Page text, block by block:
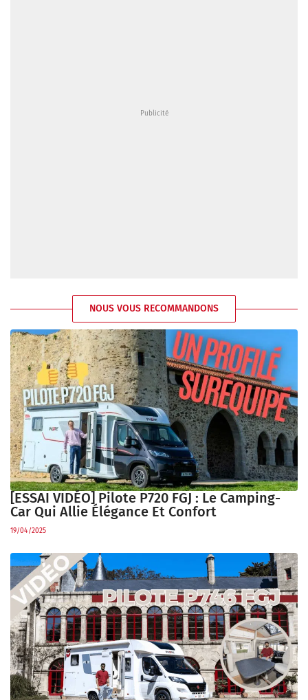
NOUS VOUS RECOMMANDONS
[ESSAI VIDÉO] Pilote P720 FGJ : Le Camping-
Car Qui Allie Élégance Et Confort
19/04/2025